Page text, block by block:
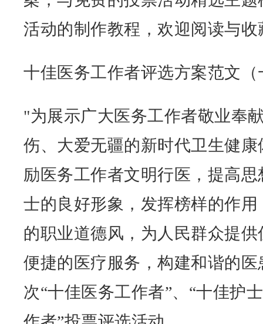
活动的制作教程，欢迎阅读与收
十佳医务工作者评选方案范文（
"为展示广大医务工作者敬业奉
伤、大爱无疆的新时代卫生健
励医务工作者文明行医，提高
士的良好形象，发挥榜样的作
的职业道德风，为人民群众提
便捷的医疗服务，构建和谐的
次“十佳医务工作者”、“十佳护